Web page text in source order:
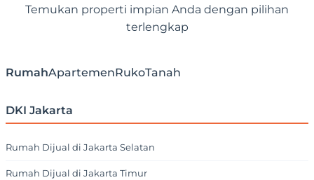
Temukan properti impian Anda dengan pilihan
terlengkap
RumahApartemenRukoTanah
DKI Jakarta
Rumah Dijual di Jakarta Selatan
Rumah Dijual di Jakarta Timur